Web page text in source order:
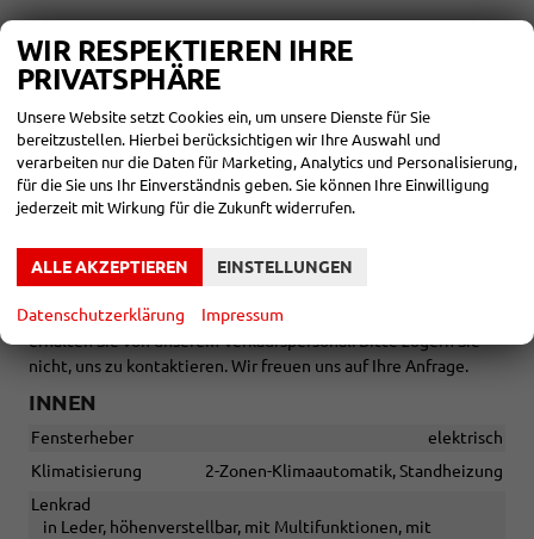
17 Zoll Räder
Tageszulassung: 15.05.2026
Zwischenverkauf und Irrtümer für dieses Angebot sind
ausdrücklich vorbehalten. Die Fahrzeugbeschreibung dient
stellt keine Gewährleistung im kaufrechtlichen Sinne dar. Die
abgebildete Ausstattung kann im Einzelfall vom tatsächlichen
Umfang abweichen. Den genauen Ausstattungsumfang
erhalten Sie von unserem Verkaufspersonal. Bitte zögern Sie
nicht, uns zu kontaktieren. Wir freuen uns auf Ihre Anfrage.
INNEN
Fensterheber
elektrisch
Klimatisierung
2-Zonen-Klimaautomatik, Standheizung
Lenkrad
in Leder, höhenverstellbar, mit Multifunktionen, mit
WIR RESPEKTIEREN IHRE
PRIVATSPHÄRE
Unsere Website setzt Cookies ein, um unsere Dienste für Sie
bereitzustellen. Hierbei berücksichtigen wir Ihre Auswahl und
verarbeiten nur die Daten für Marketing, Analytics und Personalisierung,
für die Sie uns Ihr Einverständnis geben. Sie können Ihre Einwilligung
jederzeit mit Wirkung für die Zukunft widerrufen.
ALLE AKZEPTIEREN EINSTELLUNGEN
Datenschutzerklärung Impressum